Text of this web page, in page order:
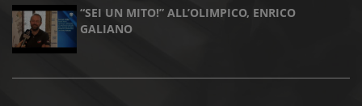
“SEI UN MITO!” ALL’OLIMPICO, ENRICO
GALIANO